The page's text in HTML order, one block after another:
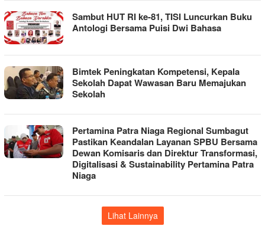
Sambut HUT RI ke-81, TISI Luncurkan Buku
Antologi Bersama Puisi Dwi Bahasa
Bimtek Peningkatan Kompetensi, Kepala
Sekolah Dapat Wawasan Baru Memajukan
Sekolah
Pertamina Patra Niaga Regional Sumbagut
Pastikan Keandalan Layanan SPBU Bersama
Dewan Komisaris dan Direktur Transformasi,
Digitalisasi & Sustainability Pertamina Patra
Niaga
Lihat Lainnya